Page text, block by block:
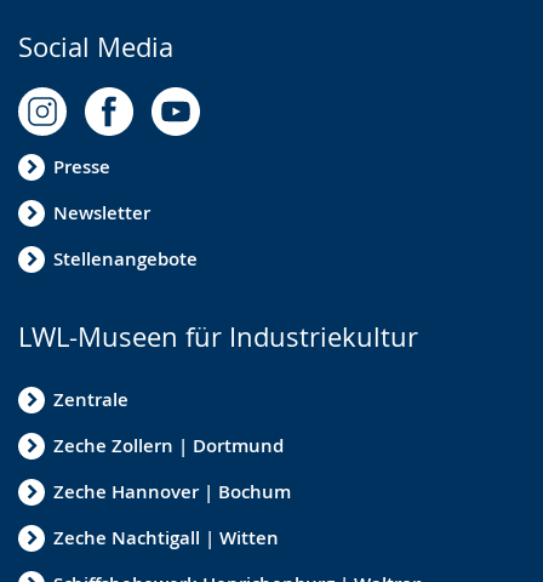
Social Media
Presse
Newsletter
Stellenangebote
LWL-Museen für Industriekultur
Zentrale
Zeche Zollern | Dortmund
Zeche Hannover | Bochum
Zeche Nachtigall | Witten